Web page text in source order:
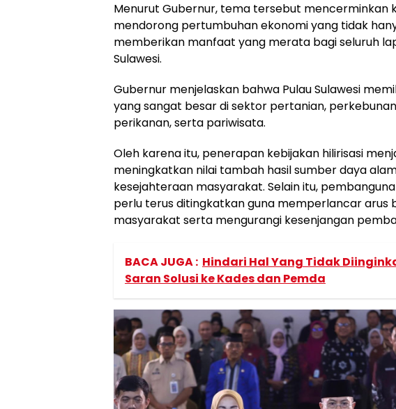
Menurut Gubernur, tema tersebut mencerminkan
mendorong pertumbuhan ekonomi yang tidak
memberikan manfaat yang merata bagi seluruh
Sulawesi.
Gubernur menjelaskan bahwa Pulau Sulawesi
yang sangat besar di sektor pertanian,
perikanan, serta pariwisata.
Oleh karena itu, penerapan kebijakan hilirisasi
meningkatkan nilai tambah hasil sumber daya
kesejahteraan masyarakat. Selain itu,
perlu terus ditingkatkan guna memperlancar arus
masyarakat serta mengurangi kesenjangan
BACA JUGA : Hindari Hal Yang Tidak
Saran Solusi ke Kades dan Pemda